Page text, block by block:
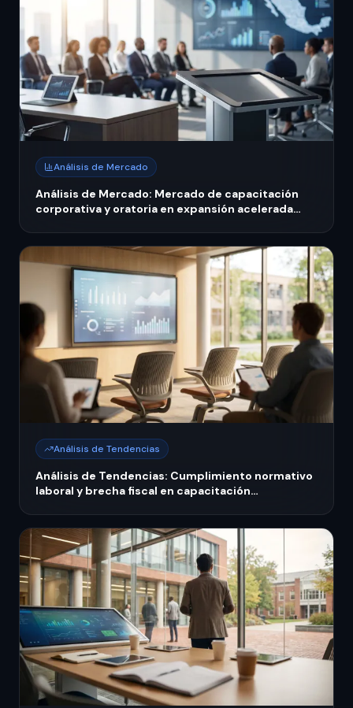
Análisis de Mercado
Análisis de Mercado: Mercado de capacitación
corporativa y oratoria en expansión acelerada
Análisis de Tendencias
Análisis de Tendencias: Cumplimiento normativo
laboral y brecha fiscal en capacitación